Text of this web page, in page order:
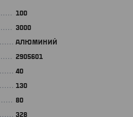
100
3000
АЛЮМИНИЙ
2905601
40
130
80
328